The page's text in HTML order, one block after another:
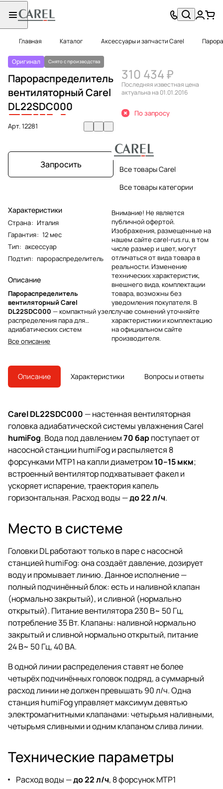
Главная Каталог Аксессуары и запчасти Carel
Оригинал Снято с производства
Парораспределитель
вентиляторный Carel
DL22SDC000
Арт.12281
Запросить
Характеристики
Страна: Италия
Гарантия: 12 мес
Тип: аксессуар
Подтип: парораспределитель
Описание
Парораспределитель
вентиляторный Carel
DL22SDC000 — компактный узел
распределения пара для
адиабатических систем
увлажнения, который формирует
направленный поток и
обработки воздуха. Конструкция
с тангенциальным вентилятором
и форсуночным коллектором
помещениях со сложной
аэродинамикой, снижая риск
неравномерного увлажнения и
каплеобразования.
Все описание
310 434 ₽
Последняя известная цена
актуальна на 01.01.2016
По запросу
Все товары Carel
Все товары категории
Внимание! Не является
публичной офертой.
Изображения, размещенные на
нашем сайте carel-rus.ru, в том
числе размер и цвет, могут
отличаться от вида товара в
реальности. Изменение
технических характеристик,
внешнего вида, комплектации
товара, возможны без
уведомления покупателя. В
случае сомнений уточняйте
характеристики и комплектацию
на официальном сайте
производителя.
Описание Характеристики Вопросы и ответы
Carel DL22SDC000 — настенная вентиляторная
головка адиабатической системы увлажнения Carel
humiFog. Вода под давлением70 барпоступает от
насосной станции humiFog и распыляется 8
форсунками MTP1 на капли диаметром 10–15 мкм;
встроенный вентилятор подхватывает факел и
ускоряет испарение, траектория капель
горизонтальная. Расход воды —до 22 л/ч.
Место в системе
Головки DL работают только в паре с насосной
станцией humiFog: она создаёт давление, дозирует
воду и промывает линию. Данное исполнение —
полный подчинённый блок: есть и наливной клапан
(нормально закрытый), и сливной (нормально
открытый). Питание вентилятора 230 В~ 50 Гц,
потребление 35 Вт. Клапаны: наливной нормально
закрытый и сливной нормально открытый, питание
24 В~ 50 Гц, 40 ВА.
В одной линии распределения ставят не более
четырёх подчинённых головок подряд, а суммарный
расход линии не должен превышать 90 л/ч. Одна
станция humiFog управляет максимум девятью
электромагнитными клапанами: четырьмя наливными,
четырьмя сливными и одним клапаном слива линии.
Технические параметры
Расход воды —до 22 л/ч, 8 форсунок MTP1